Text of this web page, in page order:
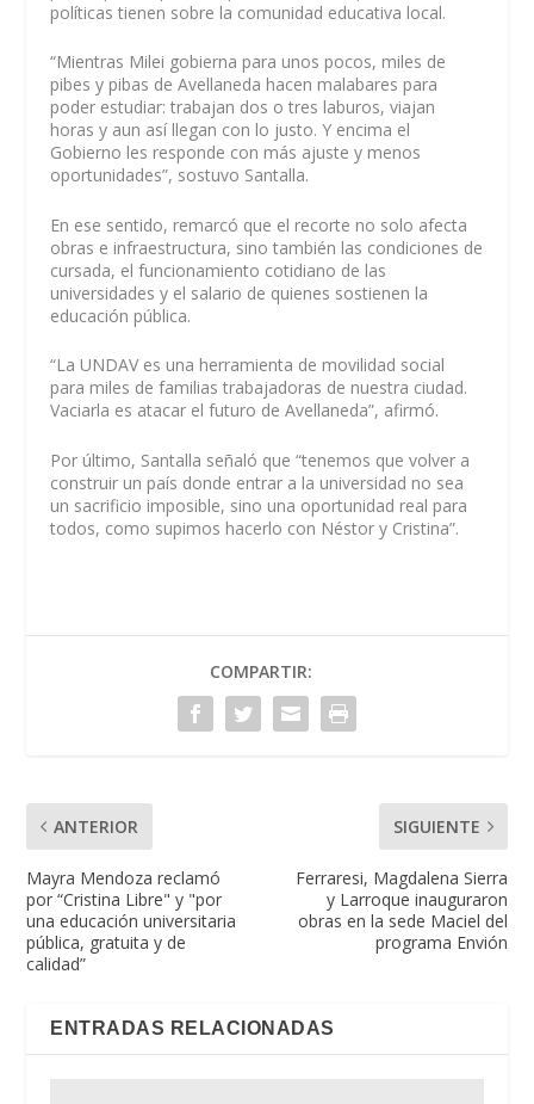
políticas tienen sobre la comunidad educativa local.
“Mientras Milei gobierna para unos pocos, miles de
pibes y pibas de Avellaneda hacen malabares para
poder estudiar: trabajan dos o tres laburos, viajan
horas y aun así llegan con lo justo. Y encima el
Gobierno les responde con más ajuste y menos
oportunidades”, sostuvo Santalla.
En ese sentido, remarcó que el recorte no solo afecta
obras e infraestructura, sino también las condiciones de
cursada, el funcionamiento cotidiano de las
universidades y el salario de quienes sostienen la
educación pública.
“La UNDAV es una herramienta de movilidad social
para miles de familias trabajadoras de nuestra ciudad.
Vaciarla es atacar el futuro de Avellaneda”, afirmó.
Por último, Santalla señaló que “tenemos que volver a
construir un país donde entrar a la universidad no sea
un sacrificio imposible, sino una oportunidad real para
todos, como supimos hacerlo con Néstor y Cristina”.
COMPARTIR:
ANTERIOR
Mayra Mendoza reclamó
por “Cristina Libre" y "por
una educación universitaria
pública, gratuita y de
calidad”
SIGUIENTE
Ferraresi, Magdalena Sierra
y Larroque inauguraron
obras en la sede Maciel del
programa Envión
ENTRADAS RELACIONADAS